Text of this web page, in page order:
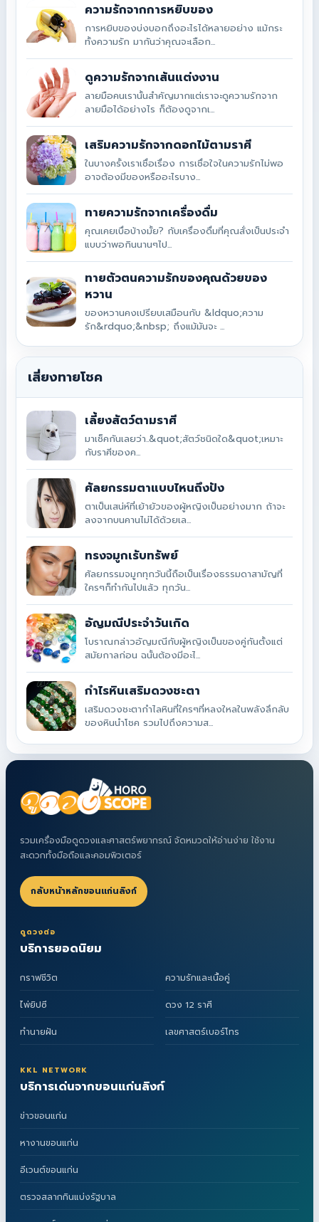
ความรักจากการหยิบของ
การหยิบของบ่งบอกถึงอะไรได้หลายอย่าง แม้กระ
ทั้งความรัก มากันว่าคุณจะเลือก...
ดูความรักจากเส้นแต่งงาน
ลายมือคนเรานั้นสำคัญมากแต่เราจะดูความรักจาก
ลายมือได้อย่างไร ก็ต้องดูจากเ...
เสริมความรักจากดอกไม้ตามราศี
ในบางครั้งเราเชื่อเรื่อง การเชื่อใจในความรักไม่พอ
อาจต้องมีของหรืออะไรบาง...
ทายความรักจากเครื่องดื่ม
คุณเคยเบื่อบ้างมั้ย? กับเครื่องดื่มที่คุณสั่งเป็นประจำ
แบบว่าพอกินนานๆไป...
ทายตัวตนความรักของคุณด้วยของ
หวาน
ของหวานคงเปรียบเสมือนกับ &ldquo;ความ
รัก&rdquo;&nbsp; ถึงแม้มันจะ ...
เสี่ยงทายโชค
เลี้ยงสัตว์ตามราศี
มาเช็คกันเลยว่า..&quot;สัตว์ชนิดใด&quot;เหมาะ
กับราศีของค...
ศัลยกรรมตาแบบไหนถึงปัง
ตาเป็นเสน่ห์ที่เย้ายัวของผู้หญิงเป็นอย่างมาก ถ้าจะ
ลงจากบนคานไม่ได้ด้วยเล...
ทรงจมูกเรับทรัพย์
ศัลยกรรมจมูกทุกวันนี้ถือเป็นเรื่องธรรมดาสามัญที่
ใครๆก็ทำกันไปแล้ว ทุกวัน...
อัญมณีประจำวันเกิด
โบราณกล่าวอัญมณีกับผู้หญิงเป็นของคู่กันตั้งแต่
สมัยกาลก่อน ฉนั้นต้องมีอะไ...
กำไรหินเสริมดวงชะตา
เสริมดวงชะตากำไลหินที่ใครๆที่หลงใหลในพลังลึกลับ
ของหินนำโชค รวมไปถึงความส...
รวมเครื่องมือดูดวงและศาสตร์พยากรณ์ จัดหมวดให้อ่านง่าย ใช้งาน
สะดวกทั้งมือถือและคอมพิวเตอร์
กลับหน้าหลักขอนแก่นลิงก์
ดูดวงต่อ
บริการยอดนิยม
กราฟชีวิต ความรักและเนื้อคู่
ไพ่ยิปซี ดวง 12 ราศี
ทำนายฝัน เลขศาสตร์เบอร์โทร
KKL NETWORK
บริการเด่นจากขอนแก่นลิงก์
ข่าวขอนแก่น
หางานขอนแก่น
อีเวนต์ขอนแก่น
ตรวจสลากกินแบ่งรัฐบาล